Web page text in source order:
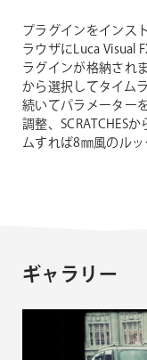
プラグインをインス
ラウザにLuca Visual
ラグインが格納され
から選択してタイム
続いてパラメーター
調整、SCRATCHES
ムすれば8㎜風のルッ
ギャラリー